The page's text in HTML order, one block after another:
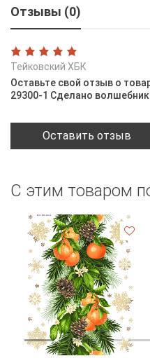
Отзывы (0)
Тейковский ХБК
Оставьте свой отзыв о
29300-1 Сделано
Оставить отзыв
С этим товаром